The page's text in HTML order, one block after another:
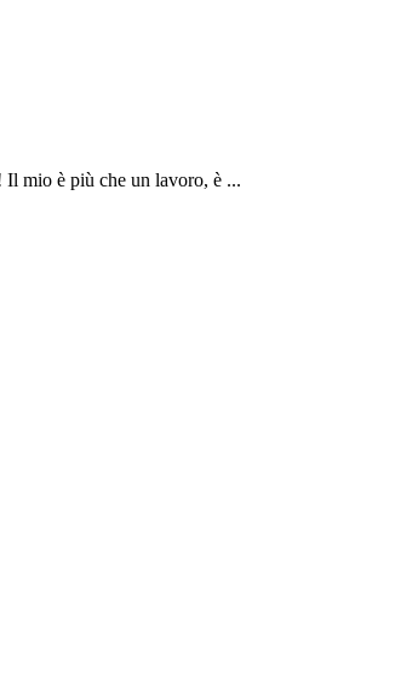
Il mio è più che un lavoro, è ...